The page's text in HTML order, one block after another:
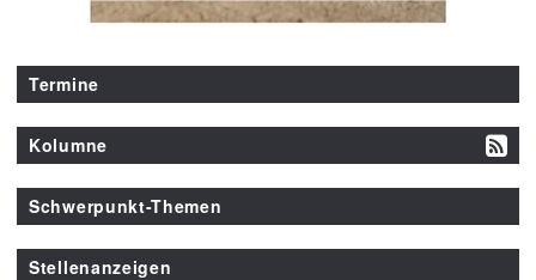
Termine
Kolumne
Schwerpunkt-Themen
Stellenanzeigen